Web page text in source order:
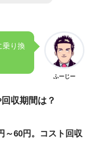
乗り換
ふーじー
収期間は？
～60円。コスト回収